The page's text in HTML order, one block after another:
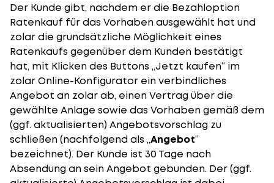
Der Kunde gibt, nachdem er die Bezahloption
Ratenkauf für das Vorhaben ausgewählt hat und
zolar die grundsätzliche Möglichkeit eines
Ratenkaufs gegenüber dem Kunden bestätigt
hat, mit Klicken des Buttons „Jetzt kaufen“ im
zolar Online-Konfigurator ein verbindliches
Angebot an zolar ab, einen Vertrag über die
gewählte Anlage sowie das Vorhaben gemäß dem
(ggf. aktualisierten) Angebotsvorschlag zu
schließen (nachfolgend als „Angebot“
bezeichnet). Der Kunde ist 30 Tage nach
Absendung an sein Angebot gebunden. Der (ggf.